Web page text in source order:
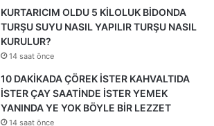
KURTARICIM OLDU 5 KİLOLUK BİDONDA
TURŞU SUYU NASIL YAPILIR TURŞU NASIL
KURULUR?
14 saat önce
10 DAKİKADA ÇÖREK İSTER KAHVALTIDA
İSTER ÇAY SAATİNDE İSTER YEMEK
YANINDA YE YOK BÖYLE BİR LEZZET
14 saat önce